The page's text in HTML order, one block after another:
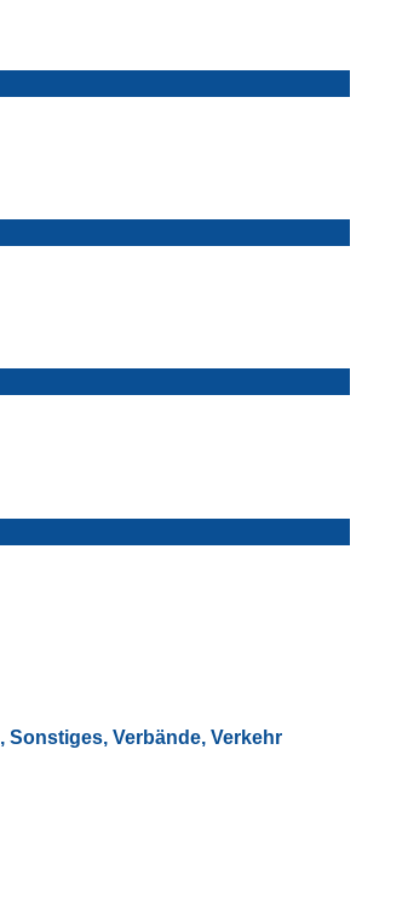
, Sonstiges, Verbände, Verkehr